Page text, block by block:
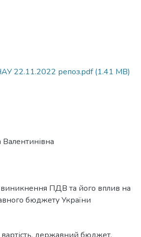
22.11.2022 репоз.pdf(1.41 MB)
виникнення ПДВ та його вплив на
бюджету України